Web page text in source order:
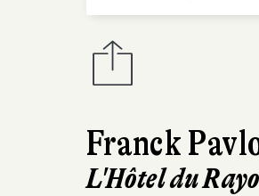
Franck
L'Hôtel du